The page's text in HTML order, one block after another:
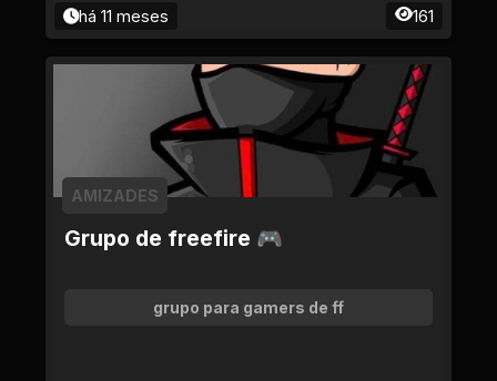
há 11 meses 161
Grupo de freefire 🎮
AMIZADES
grupo para gamers de ff